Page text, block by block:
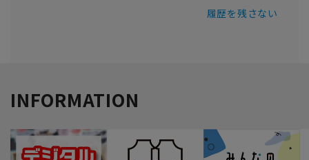
履歴を残さない
INFORMATION